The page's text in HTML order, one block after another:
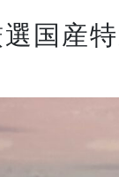
国産